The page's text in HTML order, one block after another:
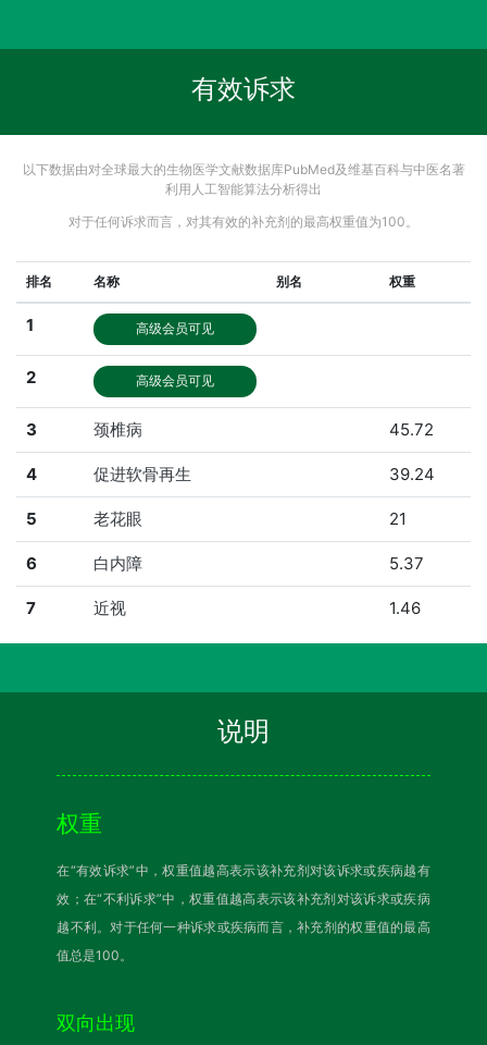
有效诉求
以下数据由对全球最大的生物医学文献数据库PubMed及维基百科与中医名著
利用人工智能算法分析得出
对于任何诉求而言，对其有效的补充剂的最高权重值为100。
排名 名称 别名 权重
1 高级会员可见
2 高级会员可见
3 颈椎病 45.72
4 促进软骨再生 39.24
5 老花眼 21
6 白内障 5.37
7 近视 1.46
说明
权重
在“有效诉求”中，权重值越高表示该补充剂对该诉求或疾病越有
效；在“不利诉求”中，权重值越高表示该补充剂对该诉求或疾病
越不利。对于任何一种诉求或疾病而言，补充剂的权重值的最高
值总是100。
双向出现